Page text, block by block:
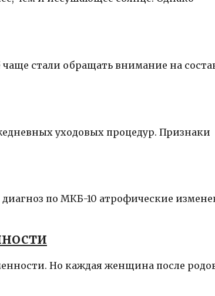
стали обращать внимание на
уходовых процедур. Признаки
по МКБ-10 атрофические
Но каждая женщина после